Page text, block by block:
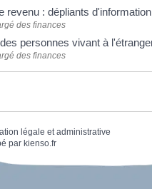
revenu : dépliants d'information
des finances
personnes vivant à
des finances
légale et administrative
par kienso.fr